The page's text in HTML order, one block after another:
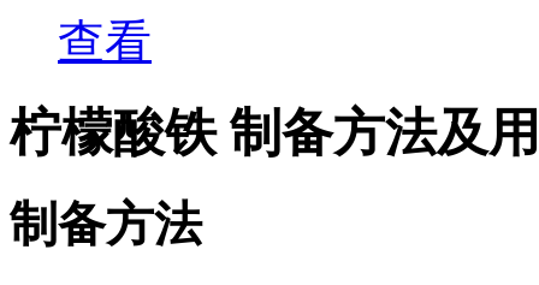
查看
柠檬酸铁 制备方法及
制备方法